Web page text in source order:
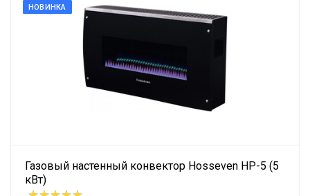
НОВИНКА
Газовый настенный конвектор Hosseven HP-5 (5
кВт)